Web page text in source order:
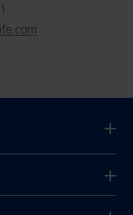
Serbia
systemów
jednym z 3